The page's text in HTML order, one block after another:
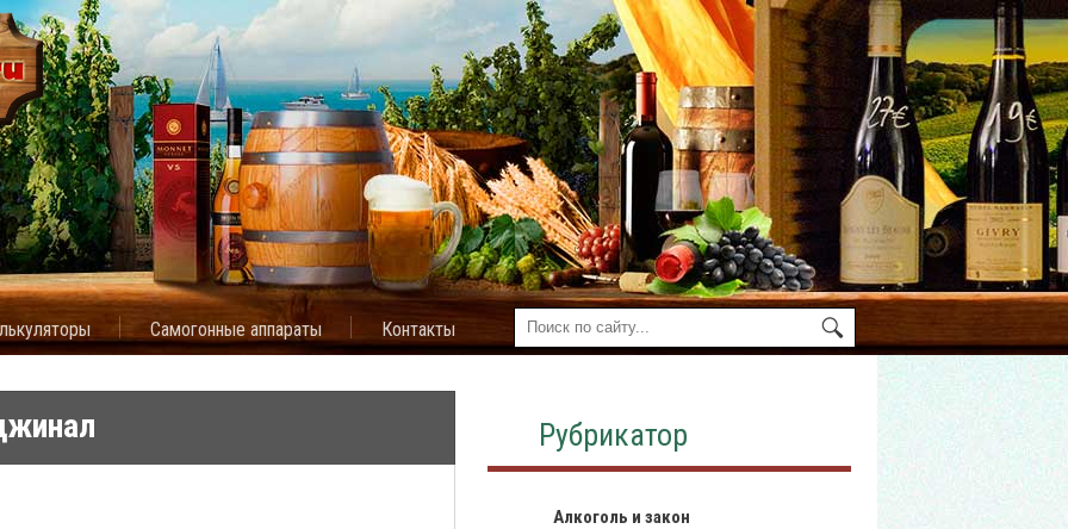
Самогонные аппараты Контакты
Рубрикатор
Алкоголь и закон